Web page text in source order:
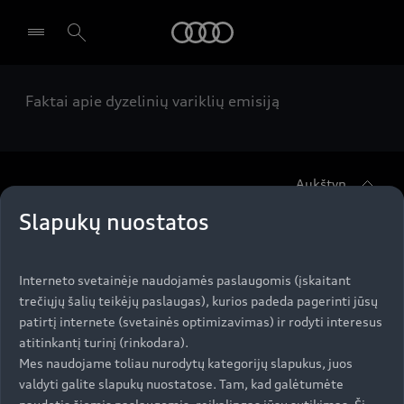
Pasirinkti atstovybę
Faktai apie dyzelinių variklių emisiją
Aukštyn
Modeliai
Visi modeliai
e-tron
e-tron GT
Įsigyti Audi
Specialūs pasiūlymai
Audi servisas
Aktualumas
Slapukų nuostatos
Interneto svetainėje naudojamės paslaugomis (įskaitant
trečiųjų šalių teikėjų paslaugas), kurios padeda pagerinti jūsų
patirtį internete (svetainės optimizavimas) ir rodyti interesus
atitinkantį turinį (rinkodara).
Mes naudojame toliau nurodytų kategorijų slapukus, juos
valdyti galite slapukų nuostatose. Tam, kad galėtumėte